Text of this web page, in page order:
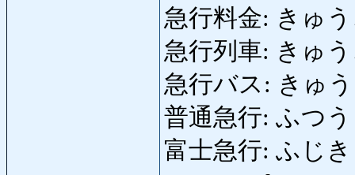
急行料金: きゅ
急行列車: きゅ
急行バス: きゅ
普通急行: ふつ
富士急行: ふじ